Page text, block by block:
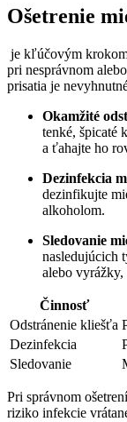
Ošetrenie
je kľúčovým
pri‌ nesprávnom
prisatia ⁢je
Okamžité
tenké,⁢ špicaté
a ťahajte ho
Dezinfekcia
dezinfikujte
alkoholom.
Sledovanie
⁤nasledujúcich
alebo vyrážky,‍
Činnosť
Odstránenie kliešťa
Dezinfekcia
Sledovanie
Pri⁣ správnom
riziko infekcie⁣